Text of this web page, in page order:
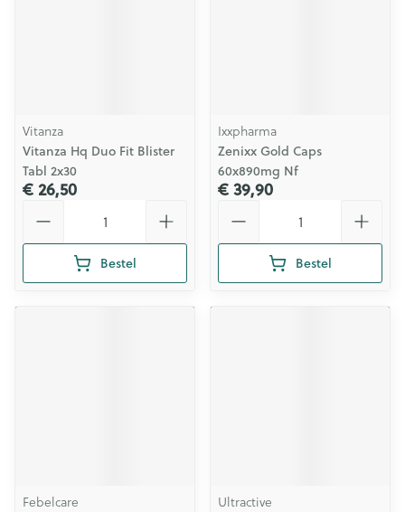
Vitanza
Vitanza Hq Duo Fit Blister
Tabl 2x30
€ 26,50
Bestel
Ixxpharma
Zenixx Gold Caps
60x890mg Nf
€ 39,90
Bestel
Febelcare
Ultractive